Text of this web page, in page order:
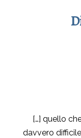
[…] quello
davvero